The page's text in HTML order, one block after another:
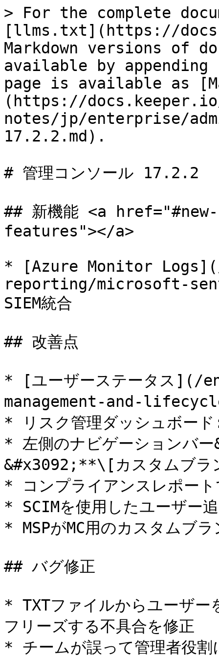
> For the complete
[llms.txt](https://
Markdown versions of
available by
page is available as
(https://
notes/jp/enterprise/
17.2.2.md).
# 管理コンソール 17.2.2
## 新機能 <a
features"></a>
* [Azure Monitor
reporting/microsoft-
SIEM統合
## 改善点
* [ユーザーステータス
management-and-
* リスク管理ダッシュボー
* 左側のナビゲーションバ
&#x3092;**\[カスタムブラ
* コンプライアンスレポート
* SCIMを使用したユーザー
* MSPがMC用のカスタムブ
## バグ修正
* TXTファイルからユーザー
フリーズする不具合を修正
* チームが誤って管理者役割